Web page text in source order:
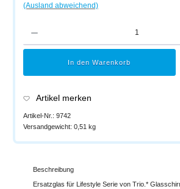
(Ausland abweichend)
In den Warenkorb
Artikel merken
Artikel-Nr.: 9742
Versandgewicht: 0,51 kg
Beschreibung
Ersatzglas für Lifestyle Serie von Trio.*